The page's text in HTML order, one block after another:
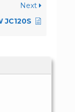
Next
JC120S